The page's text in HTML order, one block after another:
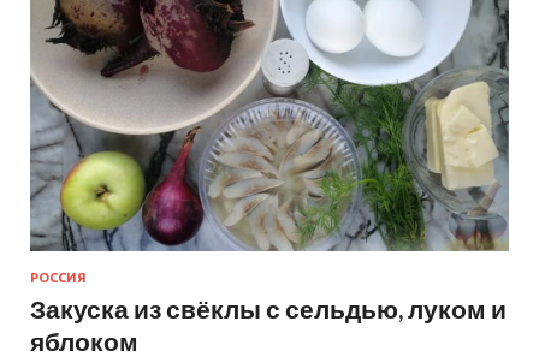
РОССИЯ
Закуска из свёклы с сельдью, луком и
яблоком